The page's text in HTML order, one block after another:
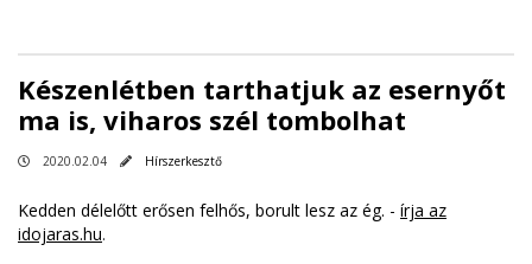
Készenlétben tarthatjuk az esernyőt
ma is, viharos szél tombolhat
2020.02.04 Hírszerkesztő
Kedden délelőtt erősen felhős, borult lesz az ég. - írja az
idojaras.hu.